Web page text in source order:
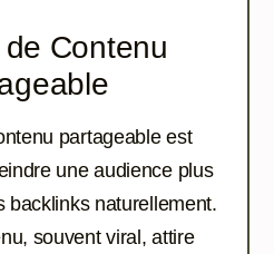
Contenu
partageable est
une audience plus
backlinks naturellement.
souvent viral, attire